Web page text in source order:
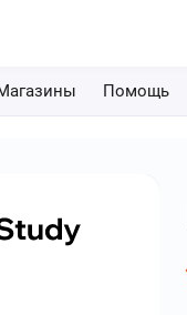
Помощь